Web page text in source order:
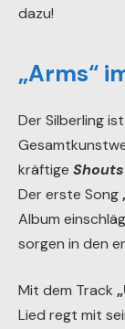
dazu!
„Arms“
Der Silberling
kräftige Shouts
Der erste Song
Album
sorgen in den
Mit dem Track
Lied regt mit